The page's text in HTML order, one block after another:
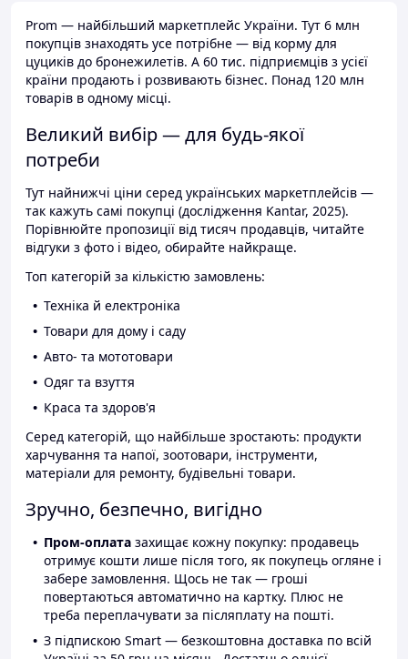
Prom — найбільший маркетплейс України. Тут 6 млн
покупців знаходять усе потрібне — від корму для
цуциків до бронежилетів. А 60 тис. підприємців з усієї
країни продають і розвивають бізнес. Понад 120 млн
товарів в одному місці.
Великий вибір — для будь-якої
потреби
Тут найнижчі ціни серед українських маркетплейсів —
так кажуть самі покупці (дослідження Kantar, 2025).
Порівнюйте пропозиції від тисяч продавців, читайте
відгуки з фото і відео, обирайте найкраще.
Топ категорій за кількістю замовлень:
Техніка й електроніка
Товари для дому і саду
Авто- та мототовари
Одяг та взуття
Краса та здоров'я
Серед категорій, що найбільше зростають: продукти
харчування та напої, зоотовари, інструменти,
матеріали для ремонту, будівельні товари.
Зручно, безпечно, вигідно
Пром-оплата захищає кожну покупку: продавець
отримує кошти лише після того, як покупець огляне і
забере замовлення. Щось не так — гроші
повертаються автоматично на картку. Плюс не
треба переплачувати за післяплату на пошті.
З підпискою Smart — безкоштовна доставка по всій